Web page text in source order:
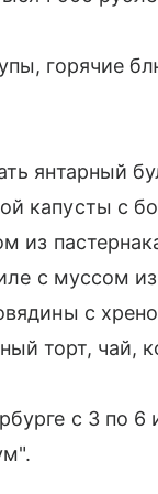
горячие
янтарный
капусты с
из
с муссом
с
торт, чай,
с 3 по 6